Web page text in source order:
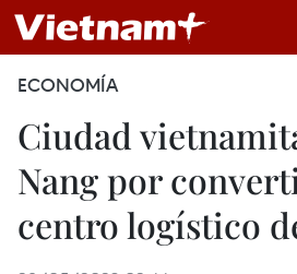
ECONOMÍA
Ciudad
Nang por
centro logístico